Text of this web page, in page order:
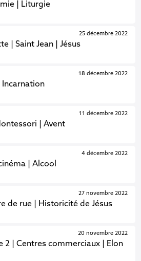
| Liturgie
| Saint Jean | Jésus
25 décembre 2022
Incarnation
18 décembre 2022
| Avent
11 décembre 2022
| Alcool
4 décembre 2022
de rue | Historicité de Jésus
27 novembre 2022
2 | Centres commerciaux | Elon
20 novembre 2022